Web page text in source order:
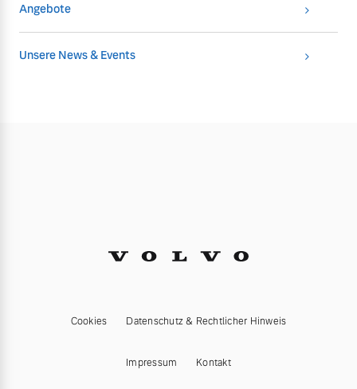
Angebote
Unsere News & Events
Cookies Datenschutz & Rechtlicher Hinweis
Impressum Kontakt